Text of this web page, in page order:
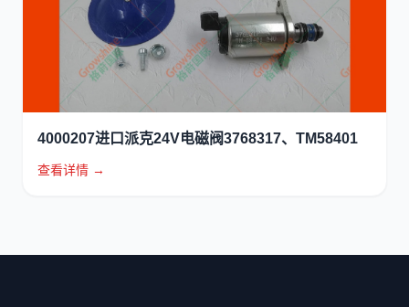
4000207进口派克24V电磁阀3768317、TM58401
查看详情 →